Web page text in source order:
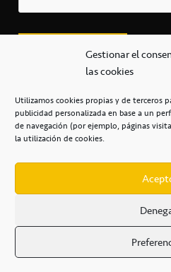
Gestionar el
las cookies
Utilizamos cookies propias y de terceros
publicidad personalizada en base a un
de navegación (por ejemplo, páginas
la utilización de cookies.+34 922 253 684
Casa del Deporte /
POLÍTICA DE PRIVACIDAD /
AVISO LEGAL /